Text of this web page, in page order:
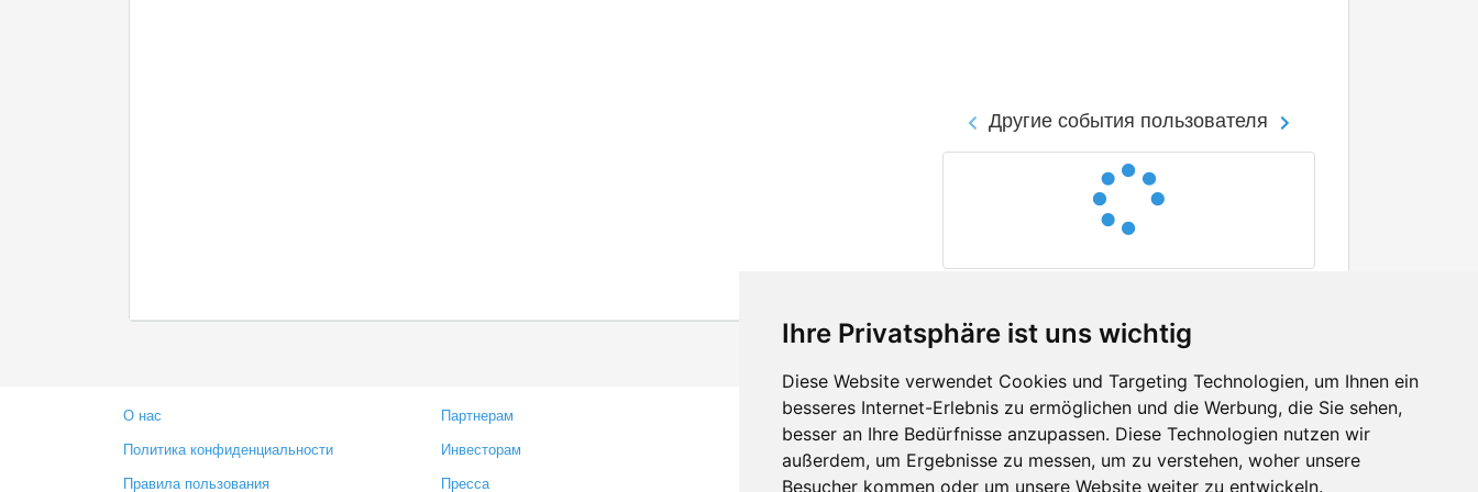
Ihre Privatsphäre ist uns wichtig
Diese Website verwendet Cookies und Targeting Technologien, um Ihnen ein
besseres Internet-Erlebnis zu ermöglichen und die Werbung, die Sie sehen,
besser an Ihre Bedürfnisse anzupassen. Diese Technologien nutzen wir
außerdem, um Ergebnisse zu messen, um zu verstehen, woher unsere
Besucher kommen oder um unsere Website weiter zu entwickeln.
Другие события пользователя
О нас
Политика конфиденциальности
Правила пользования
Партнерам
Инвесторам
Пресса
Контакты
Оставить отзыв
Сообщить об ошибке
Facebook
Twitter
YouTube